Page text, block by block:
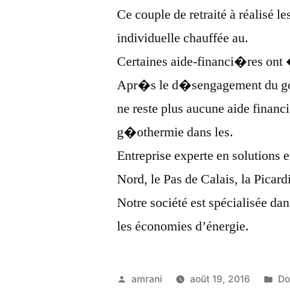
Ce couple de retraité à réalisé
individuelle chauffée au.
Certaines aide-financi�res
Apr�s le d�sengagement du
ne reste plus aucune aide
g�othermie dans les.
Entreprise experte en solutions
Nord, le Pas de Calais, la
Notre société est spécialisée
les économies d’énergie.
Publié
amrani août 19, 2016